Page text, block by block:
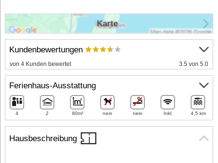
Hausbeschreibung
Kundenbewertungen
von 4 Kunden bewertet 3.5 von 5.0
Ferienhaus-Ausstattung
4 2 80m² nein nein Inkl. 4,5 km
Karte